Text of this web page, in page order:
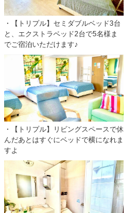
・【トリプル】セミダブルベッド3台
と、エクストラベッド2台で5名様ま
でご宿泊いただけます♪
・【トリプル】リビングスペースで休
んだあとはすぐにベッドで横になれま
すよ